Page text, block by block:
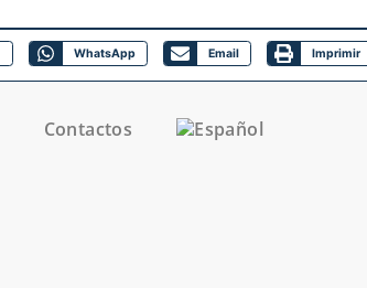
WhatsApp Email Imprimir
Contactos